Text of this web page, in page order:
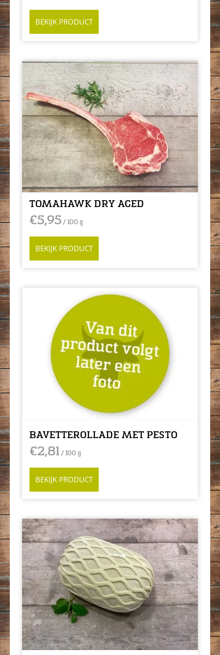
BEKIJK PRODUCT
TOMAHAWK DRY AGED
€5,95/ 100 g
BEKIJK PRODUCT
BAVETTEROLLADE MET PESTO
€2,81/ 100 g
BEKIJK PRODUCT